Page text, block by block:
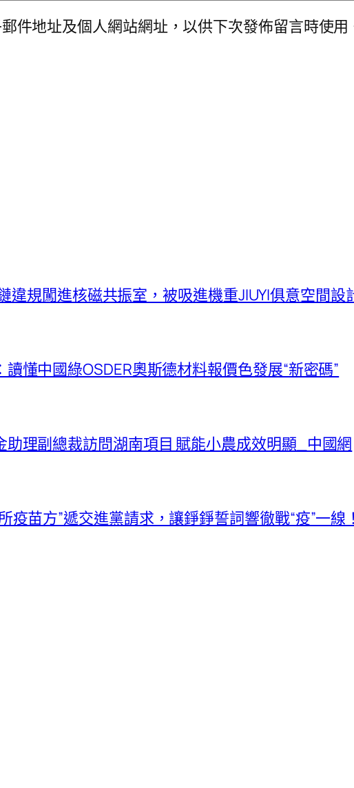
件地址及個人網站網址，以供下次發佈留言時使用
違規闖進核磁共振室，被吸進機重JIUYI俱意空間設
懂中國綠OSDER奧斯德材料報價色發展“新密碼”
理副總裁訪問湖南項目 賦能小農成效明顯_中國網
疫苗方”遞交進黨請求，讓錚錚誓詞響徹戰“疫”一線